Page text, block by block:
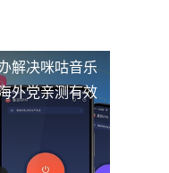
解决咪咕音乐
外党亲测有效